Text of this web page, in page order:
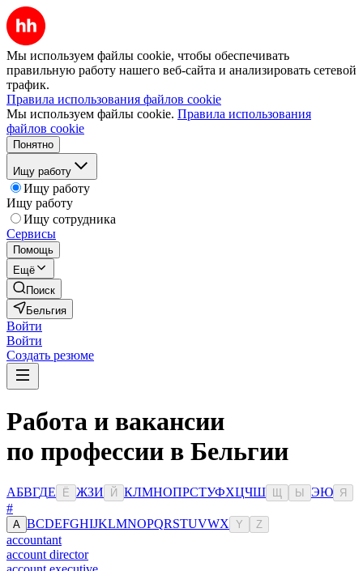
Мы используем файлы cookie, чтобы обеспечивать
правильную работу нашего веб-сайта и анализировать сетевой
трафик.
Правила использования файлов cookie
Мы используем файлы cookie. Правила использования
файлов cookie
Понятно
Ищу работу
Ищу работу
Ищу работу
Ищу сотрудника
Сервисы
Помощь
Ещё
Поиск
Бельгия
Войти
Войти
Создать резюме
Работа и вакансии
по профессии в Бельгии
АБВГДЕ Ё ЖЗИ Й КЛМНОПРСТУФХЦЧШ Ы ЭЮ Я
#
A BCDEFGHIJKLMNOPQRSTUVWX Y Z
accountant
account director